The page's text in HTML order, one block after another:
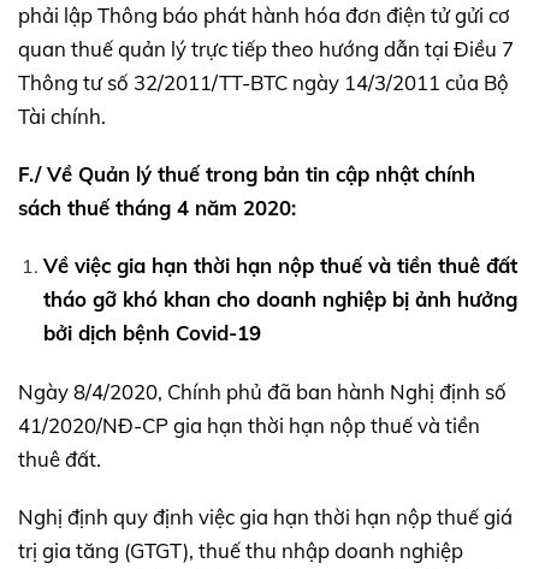
phải lập Thông báo phát hành hóa đơn điện tử gửi cơ
quan thuế quản lý trực tiếp theo hướng dẫn tại Điều 7
Thông tư số 32/2011/TT-BTC ngày 14/3/2011 của Bộ
Tài chính.
F./ Về Quản lý thuế trong bản tin cập nhật chính
sách thuế tháng 4 năm 2020:
Về việc gia hạn thời hạn nộp thuế và tiền thuê đất
tháo gỡ khó khan cho doanh nghiệp bị ảnh hưởng
bởi dịch bệnh Covid-19
Ngày 8/4/2020, Chính phủ đã ban hành Nghị định số
41/2020/NĐ-CP gia hạn thời hạn nộp thuế và tiền
thuê đất.
Nghị định quy định việc gia hạn thời hạn nộp thuế giá
trị gia tăng (GTGT), thuế thu nhập doanh nghiệp